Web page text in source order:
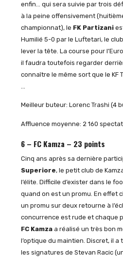
enfin… qui sera suivie par trois
à la peine offensivement
championnat), le FK Partizani
Humilié 5-0 par le Luftetari, le
lever la tête. La course pour
il faudra toutefois regarder
connaître le même sort que le KF
…
Meilleur buteur: Lorenc Trashi (4
Affluence moyenne: 2 160
6 – FC Kamza – 23 points
Cinq ans après sa dernière
Superiore, le petit club de
l’élite. Difficile d’exister dans le
quand on est un promu. En effet
un promu sur deux retourne à
concurrence est rude et chaque
FC Kamzaa réalisé un très bon
l’optique du maintien. Discret, il
les signatures de Stevan Racic